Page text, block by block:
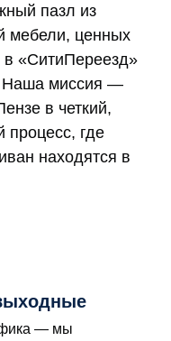
пазл из
мебели, ценных
«СитиПереезд»
Наша миссия —
в четкий,
процесс, где
находятся в
— мы